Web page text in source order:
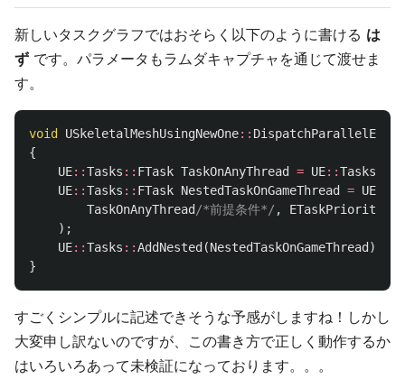
新しいタスクグラフではおそらく以下のように書ける は
ず です。パラメータもラムダキャプチャを通じて渡せま
す。
void USkeletalMeshUsingNewOne::
{
UE::Tasks :: FTask TaskOnAnyThread = UE::Tasks
UE::Tasks :: FTask NestedTaskOnGameThread = UE
TaskOnAnyThread /*前提条件*/ , ETaskPriority
);
UE::Tasks ::AddNested (NestedTaskOnGameThread );
}
すごくシンプルに記述できそうな予感がしますね！しかし
大変申し訳ないのですが、この書き方で正しく動作するか
はいろいろあって未検証になっております。。。